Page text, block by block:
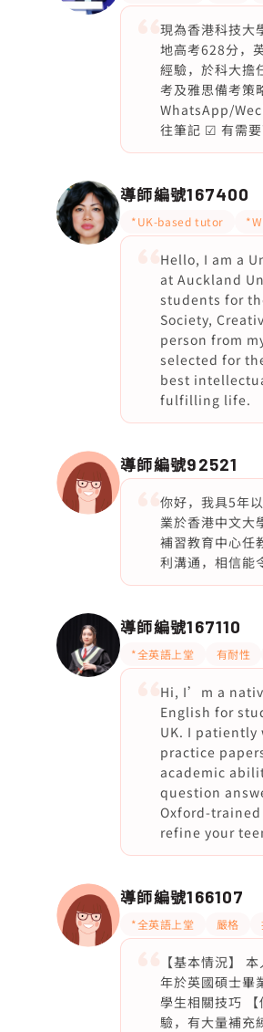
現為香港科技大
地高考628分，
經驗，於科大擔
考及雅思備考策
WhatsApp/
往筆記 ☑ 有需
導師編號167400
*UK-based tutor
Hello, I am a
at Auckland
students for
Society,
person from
selected for
best
fulfilling life.
導師編號92521
你好，我具5年
業於香港中文大
補習教育中心任
利溝通，相信能
導師編號167110
*全英語上堂 有耐性
Hi, I’m a
English for
UK. I patiently
practice
academic
question
Oxford-
refine your
導師編號166107
*全英語上堂 嚴格
【基本情況】
年於英國碩士畢
學生相關技巧
驗，有大量補充